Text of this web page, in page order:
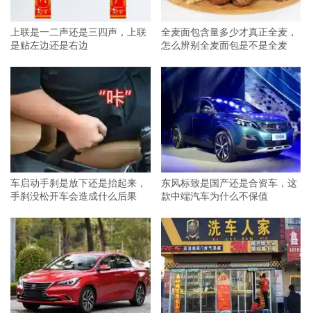
上联是一二声还是三四声，上联
是贴左边还是右边
全麦面包含量多少才真正全麦，
怎么辨别全麦面包是不是全麦
车启动手刹是放下还是抬起来，
手刹没松开车会造成什么后果
东风标致是国产还是合资车，这
款中端汽车为什么不保值